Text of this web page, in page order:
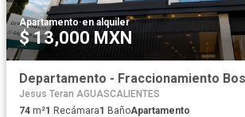
Apartamento·en alquiler
$ 13,000 MXN
Jesus Teran AGUASCALIENTES
74 m²1 Recámara1 BañoApartamento